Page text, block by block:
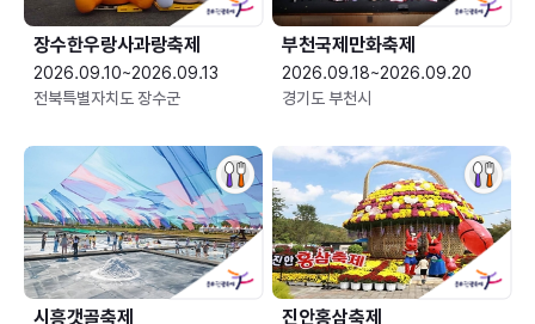
장수한우랑사과랑축제
2026.09.10~2026.09.13
전북특별자치도 장수군
부천국제만화축제
2026.09.18~2026.09.20
경기도 부천시
시흥갯골축제 진안홍삼축제